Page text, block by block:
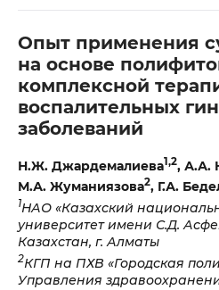
Опыт применения
на основе
комплексной
воспалительных
заболеваний
Н.Ж. Джардемалиева1,2, А.А.
М.А. Жуманиязова2, Г.А.
1НАО «Казахский
университет имени С.Д.
Казахстан, г. Алматы
2КГП на ПХВ «Городская
Управления